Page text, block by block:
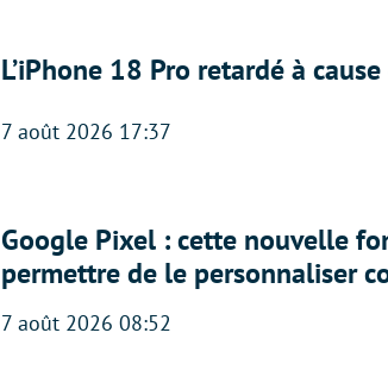
L’iPhone 18 Pro retardé à
7 août 2026 17:37
Google Pixel : cette nouvelle
permettre de le personnaliser
7 août 2026 08:52